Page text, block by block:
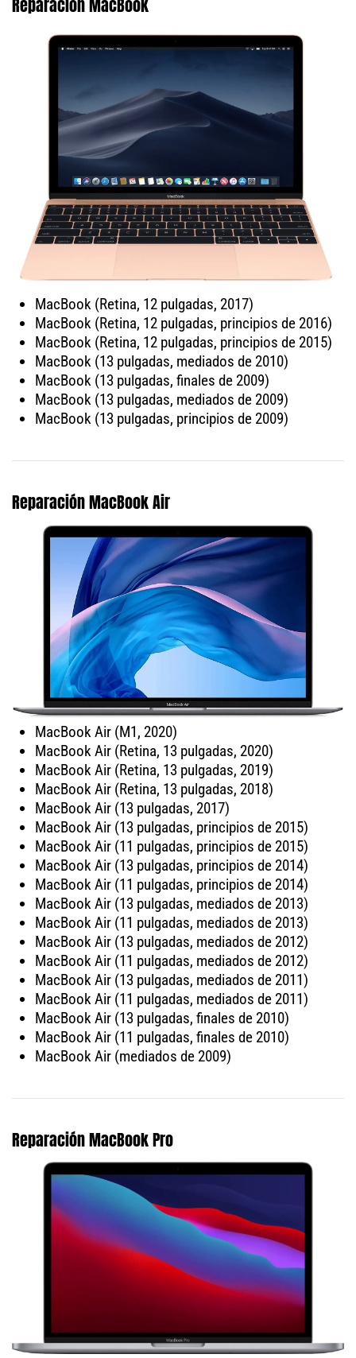
Reparación MacBook
MacBook (Retina, 12 pulgadas, 2017)
MacBook (Retina, 12 pulgadas, principios de 2016)
MacBook (Retina, 12 pulgadas, principios de 2015)
MacBook (13 pulgadas, mediados de 2010)
MacBook (13 pulgadas, finales de 2009)
MacBook (13 pulgadas, mediados de 2009)
MacBook (13 pulgadas, principios de 2009)
Reparación MacBook Air
MacBook Air (M1, 2020)
MacBook Air (Retina, 13 pulgadas, 2020)
MacBook Air (Retina, 13 pulgadas, 2019)
MacBook Air (Retina, 13 pulgadas, 2018)
MacBook Air (13 pulgadas, 2017)
MacBook Air (13 pulgadas, principios de 2015)
MacBook Air (11 pulgadas, principios de 2015)
MacBook Air (13 pulgadas, principios de 2014)
MacBook Air (11 pulgadas, principios de 2014)
MacBook Air (13 pulgadas, mediados de 2013)
MacBook Air (11 pulgadas, mediados de 2013)
MacBook Air (13 pulgadas, mediados de 2012)
MacBook Air (11 pulgadas, mediados de 2012)
MacBook Air (13 pulgadas, mediados de 2011)
MacBook Air (11 pulgadas, mediados de 2011)
MacBook Air (13 pulgadas, finales de 2010)
MacBook Air (11 pulgadas, finales de 2010)
MacBook Air (mediados de 2009)
Reparación MacBook Pro